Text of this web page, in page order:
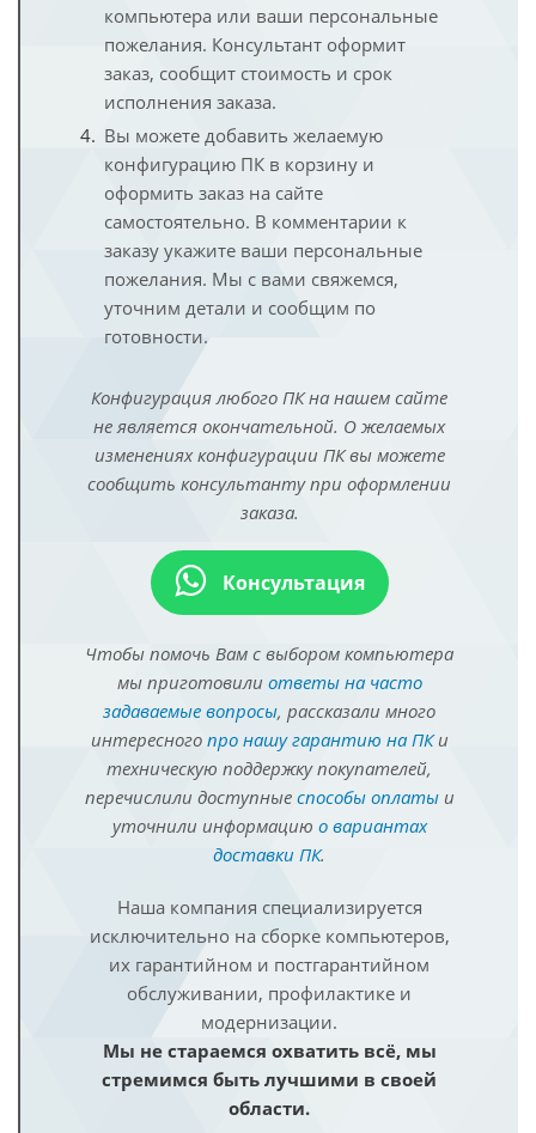
компьютера или ваши персональные
пожелания. Консультант оформит
заказ, сообщит стоимость и срок
исполнения заказа.
Вы можете добавить желаемую
конфигурацию ПК в корзину и
оформить заказ на сайте
самостоятельно. В комментарии к
заказу укажите ваши персональные
пожелания. Мы с вами свяжемся,
уточним детали и сообщим по
готовности.
Конфигурация любого ПК на нашем сайте
не является окончательной. О желаемых
изменениях конфигурации ПК вы можете
сообщить консультанту при оформлении
заказа.
Консультация
Чтобы помочь Вам с выбором компьютера
мы приготовили ответы на часто
задаваемые вопросы, рассказали много
интересного про нашу гарантию на ПКи
техническую поддержку покупателей,
перечислили доступные способы оплатыи
уточнили информацию о вариантах
доставки ПК.
Наша компания специализируется
исключительно на сборке компьютеров,
их гарантийном и постгарантийном
обслуживании, профилактике и
модернизации.
Мы не стараемся охватить всё, мы
стремимся быть лучшими в своей
области.